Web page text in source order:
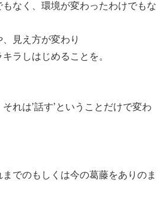
なく、環境が変わったわけでもな
見え方が変わり
ラしはじめることを。
れは’話す’ということだけで変わ
でのもしくは今の葛藤をありのま